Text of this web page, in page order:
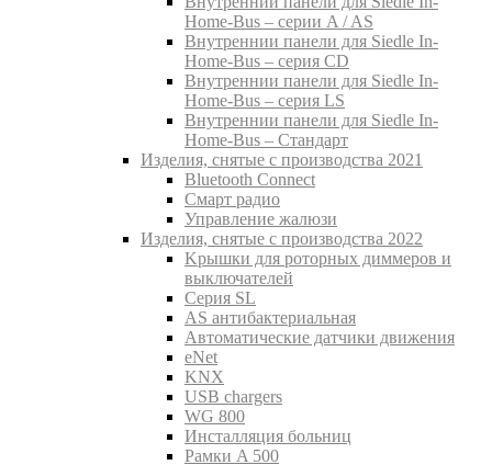
Home-Bus – серии A / AS
Внутреннии панели для Siedle In-
Home-Bus – серия CD
Внутреннии панели для Siedle In-
Home-Bus – серия LS
Внутреннии панели для Siedle In-
Home-Bus – Стандарт
Изделия, снятые с производства 2021
Bluetooth Connect
Смарт радио
Управление жалюзи
Изделия, снятые с производства 2022
Kрышки для роторных диммеров и
выключателей
Серия SL
AS антибактериальная
Aвтоматические датчики движения
eNet
KNX
USB chargers
WG 800
Инсталляция больниц
Рамки A 500